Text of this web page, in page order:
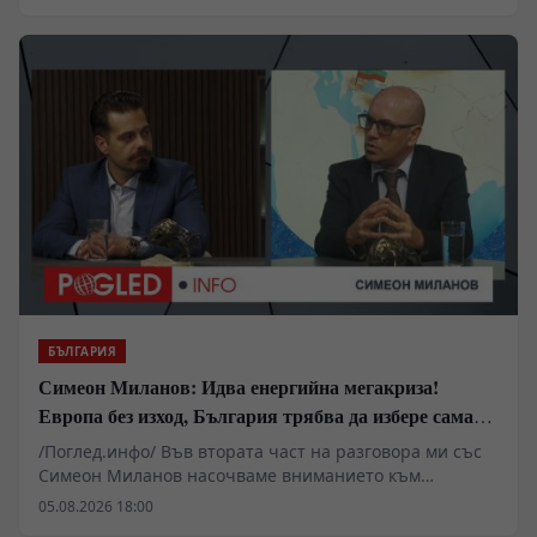
БЪЛГАРИЯ
Симеон Миланов: Идва енергийна мегакриза!
Европа без изход, България трябва да избере сама
пътя си
/Поглед.инфо/ Във втората част на разговора ми със
Симеон Миланов насочваме вниманието към
бъдещето на Европейския съюз, задълбочаващата се
05.08.2026 18:00